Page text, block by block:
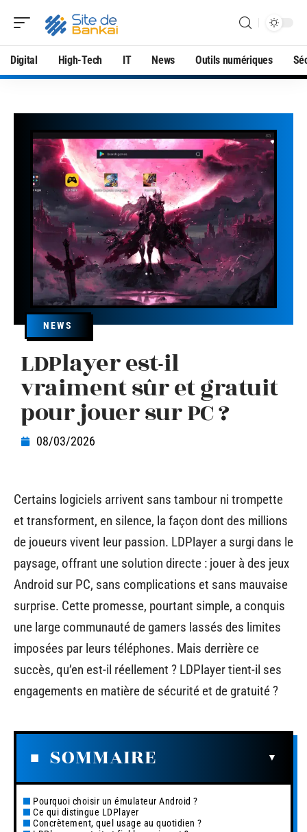
Digital High-Tech IT News Outils numériques
NEWS
LDPlayer est-il
vraiment sûr et gratuit
pour jouer sur PC ?
08/03/2026
Certains logiciels arrivent sans tambour ni trompette
et transforment, en silence, la façon dont des millions
de joueurs vivent leur passion. LDPlayer a surgi dans le
paysage, offrant une solution directe : jouer à des jeux
Android sur PC, sans complications et sans mauvaise
surprise. Cette promesse, pourtant simple, a conquis
une large communauté de gamers lassés des limites
imposées par leurs téléphones. Mais derrière ce
succès, qu’en est-il réellement ? LDPlayer tient-il ses
engagements en matière de sécurité et de gratuité ?
SOMMAIRE
Pourquoi choisir un émulateur Android ?
Ce qui distingue LDPlayer
Concrètement, quel usage au quotidien ?